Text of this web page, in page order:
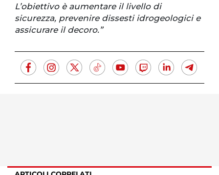
L’obiettivo è aumentare il livello di
sicurezza, prevenire dissesti idrogeologici e
assicurare il decoro.”